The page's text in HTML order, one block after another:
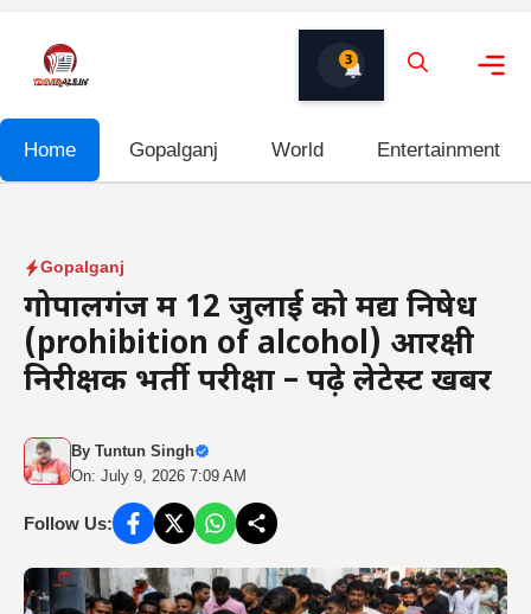
content
3
Home Gopalganj World Entertainment
Gopalganj
गोपालगंज में 12 जुलाई को मद्य निषेध
(prohibition of alcohol) आरक्षी
निरीक्षक भर्ती परीक्षा – पढ़े लेटेस्ट खबर
By Tuntun Singh
On: July 9, 2026 7:09 AM
Follow Us: